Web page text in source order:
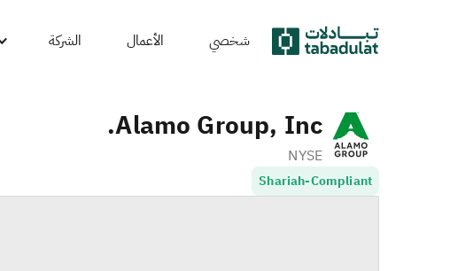
شخصي الأعمال الشركة
Alamo Group, Inc.
NYSE
Shariah-Compliant